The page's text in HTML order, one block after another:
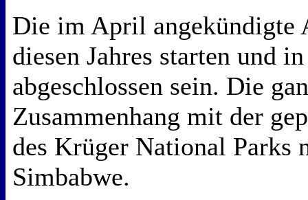
Die im April angekündigte
diesen Jahres starten und
abgeschlossen sein. Die
Zusammenhang mit der
des Krüger National Parks
Simbabwe.